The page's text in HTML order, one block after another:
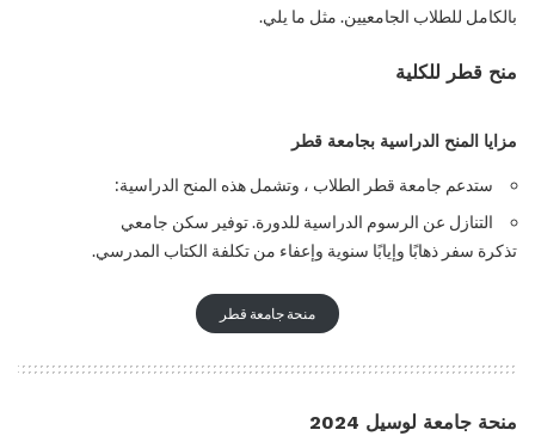
بالكامل للطلاب الجامعيين. مثل ما يلي.
منح قطر للكلية
مزايا المنح الدراسية بجامعة قطر
ستدعم جامعة قطر الطلاب ، وتشمل هذه المنح الدراسية:
التنازل عن الرسوم الدراسية للدورة. توفير سكن جامعي
تذكرة سفر ذهابًا وإيابًا سنوية وإعفاء من تكلفة الكتاب المدرسي.
منحة جامعة قطر
منحة جامعة لوسيل 2024